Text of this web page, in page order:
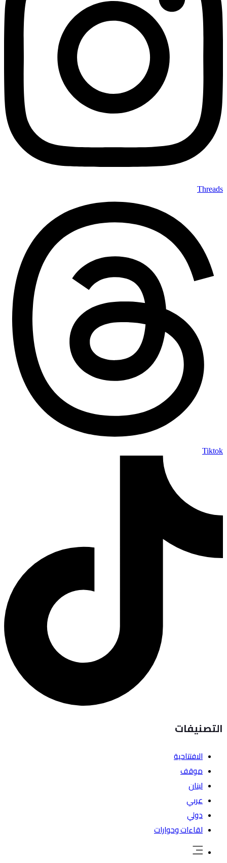
Threads
Tiktok
التصنيفات
الافتتاحية
موقف
لبنان
عربي
دولي
لقاءات وحوارات